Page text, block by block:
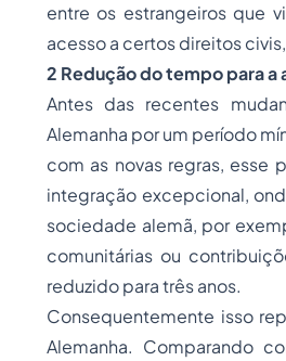
entre os estrangeiros que
acesso a certos direitos
2 Redução do tempo para
Antes das recentes
Alemanha por um período
com as novas regras, esse
integração excepcional,
sociedade alemã, por
comunitárias ou
reduzido para três anos.
Consequentemente isso
Alemanha. Comparando